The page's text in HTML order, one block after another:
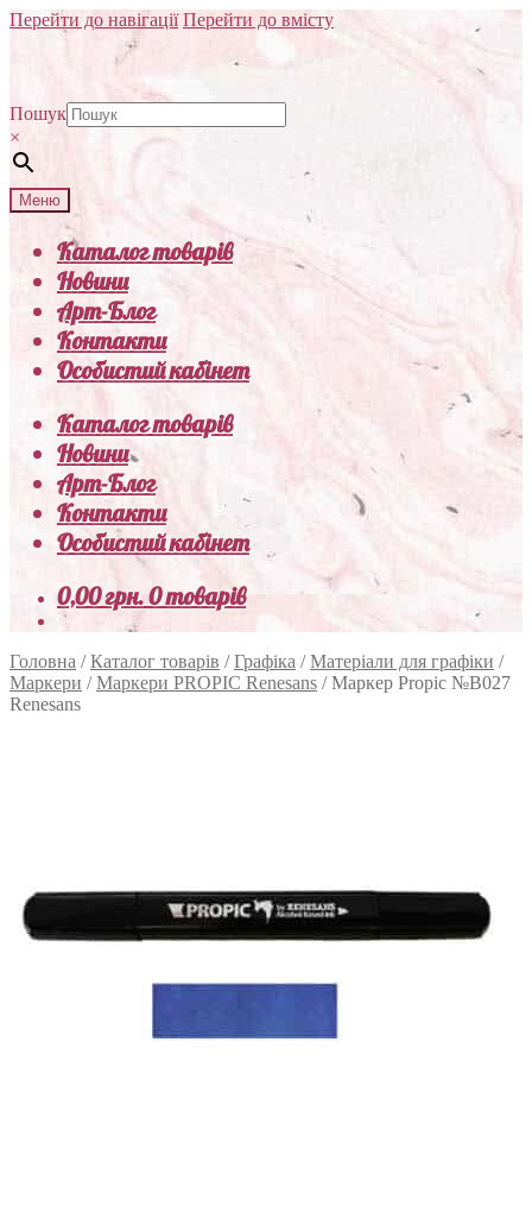
Перейти до навігації Перейти до вмісту
Пошук
×
Меню
Каталог товарів
Новини
Арт-Блог
Контакти
Особистий кабінет
Каталог товарів
Новини
Арт-Блог
Контакти
Особистий кабінет
0,00грн.0 товарів
Головна /Каталог товарів /Графіка /Матеріали для графіки /
Маркери /Маркери PROPIC Renesans /Маркер Propic №B027
Renesans